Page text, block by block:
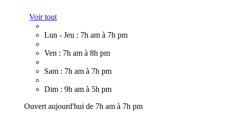
Voir tout
Lun - Jeu : 7h am à 7h pm
Ven : 7h am à 8h pm
Sam : 7h am à 7h pm
Dim : 9h am à 5h pm
Ouvert aujourd'hui de 7h am à 7h pm